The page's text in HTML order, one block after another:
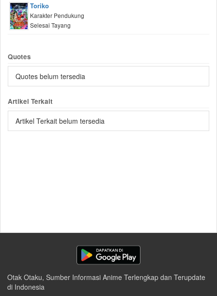
Toriko
Karakter Pendukung
Selesai Tayang
Quotes
Quotes belum tersedia
Artikel Terkait
Artikel Terkait belum tersedia
Otak Otaku, Sumber Informasi Anime Terlengkap dan Terupdate
di Indonesia